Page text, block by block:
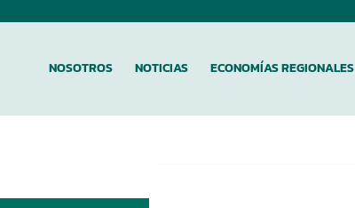
NOSOTROS NOTICIAS ECONOMÍAS REGIONALES